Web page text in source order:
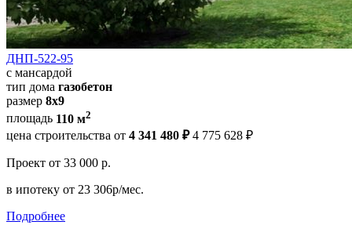
ДНП-522-95
с мансардой
тип дома газобетон
размер 8х9
площадь 110 м2
цена строительства от 4 341 480 ₽ 4 775 628 ₽
Проект от 33 000 р.
в ипотеку от 23 306р/мес.
Подробнее